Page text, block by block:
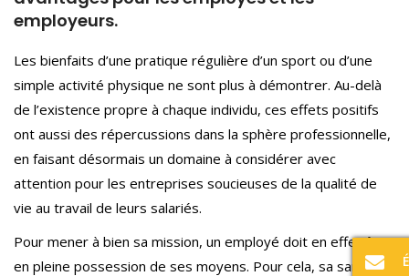
employeurs.
Les bienfaits d’une pratique régulière d’un sport ou d’une
simple activité physique ne sont plus à démontrer. Au-delà
de l’existence propre à chaque individu, ces effets positifs
ont aussi des répercussions dans la sphère professionnelle,
en faisant désormais un domaine à considérer avec
attention pour les entreprises soucieuses de la qualité de
vie au travail de leurs salariés.
Pour mener à bien sa mission, un employé doit en effet être
en pleine possession de ses moyens. Pour cela, sa santé